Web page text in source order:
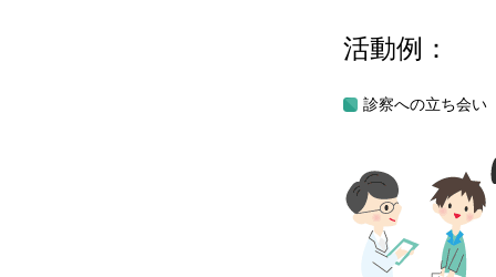
活動例：
診察への立ち会い